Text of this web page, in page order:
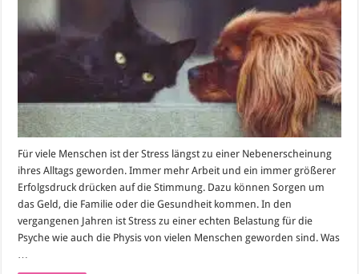
gesundheitliche
Probleme
bei
Haustieren
–
was
tun?
Für viele Menschen ist der Stress längst zu einer Nebenerscheinung
ihres Alltags geworden. Immer mehr Arbeit und ein immer größerer
Erfolgsdruck drücken auf die Stimmung. Dazu können Sorgen um
das Geld, die Familie oder die Gesundheit kommen. In den
vergangenen Jahren ist Stress zu einer echten Belastung für die
Psyche wie auch die Physis von vielen Menschen geworden sind. Was